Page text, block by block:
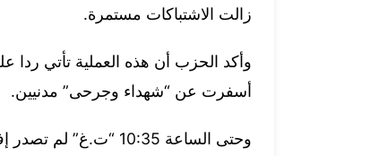
زالت الاشتباكات مستمرة.
وأكد الحزب أن هذه العملية تأتي ردا
أسفرت عن “شهداء وجرحى” مدنيين.
وحتى الساعة 10:35 “ت.غ” لم تصدر إفادة رسمية إسرائيلية بشأن هذه الاشتباكات.